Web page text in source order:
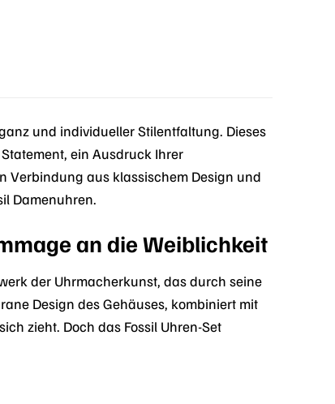
und individueller Stilentfaltung. Dieses
ein Ausdruck Ihrer
Verbindung aus klassischem Design und
Damenuhren.
an die Weiblichkeit
der Uhrmacherkunst, das durch seine
Design des Gehäuses, kombiniert mit
zieht. Doch das Fossil Uhren-Set